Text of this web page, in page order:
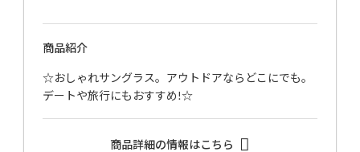
商品紹介
☆おしゃれサングラス。アウトドアならどこにでも。
デートや旅行にもおすすめ!☆
商品詳細の情報はこちら